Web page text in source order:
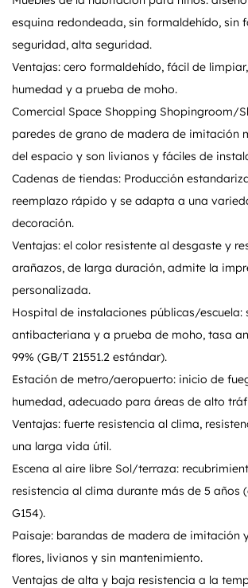
esquina redondeada, sin formaldehído, sin
seguridad, alta seguridad.
Ventajas: cero formaldehído, fácil de
humedad y a prueba de moho.
Comercial Space Shopping Shopingroom/
paredes de grano de madera de imitación
del espacio y son livianos y fáciles de
Cadenas de tiendas: Producción
reemplazo rápido y se adapta a una
decoración.
Ventajas: el color resistente al desgaste y
arañazos, de larga duración, admite la
personalizada.
Hospital de instalaciones públicas/escuela:
antibacteriana y a prueba de moho, tasa
99% (GB/T 21551.2 estándar).
Estación de metro/aeropuerto: inicio de
humedad, adecuado para áreas de alto
Ventajas: fuerte resistencia al clima,
una larga vida útil.
Escena al aire libre Sol/terraza:
resistencia al clima durante más de 5 años
G154).
Paisaje: barandas de madera de imitación
flores, livianos y sin mantenimiento.
Ventajas de alta y baja resistencia a la